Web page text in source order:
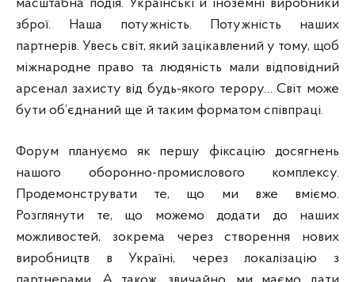
масштабна подія. Українські й іноземні виробники
зброї. Наша потужність. Потужність наших
партнерів. Увесь світ, який зацікавлений у тому, щоб
міжнародне право та людяність мали відповідний
арсенал захисту від будь-якого терору… Світ може
бути об’єднаний ще й таким форматом співпраці.
Форум плануємо як першу фіксацію досягнень
нашого оборонно-промислового комплексу.
Продемонструвати те, що ми вже вміємо.
Розглянути те, що можемо додати до наших
можливостей, зокрема через створення нових
виробництв в Україні, через локалізацію з